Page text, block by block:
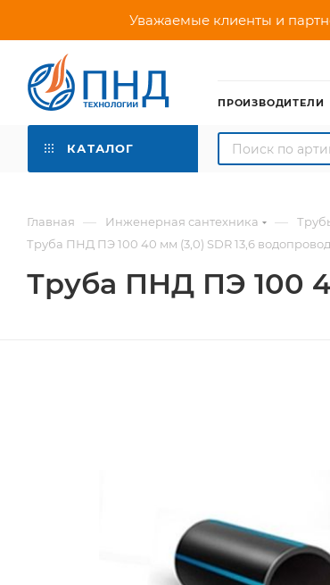
Уважаемые клиенты и
ПРОИЗВОДИТЕЛИ
КАТАЛОГ
Главная — Инженерная сантехника —
Труба ПНД ПЭ 100 40 мм (3,0) SDR 13,6
Труба ПНД ПЭ 100